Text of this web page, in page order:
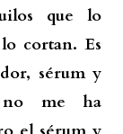
que lo
cortan. Es
sérum y
no me ha